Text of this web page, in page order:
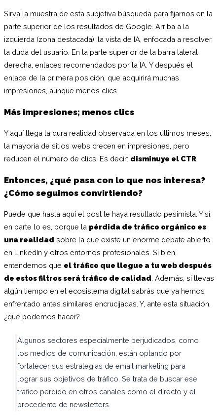
Sirva la muestra de esta subjetiva búsqueda para fijarnos en la
parte superior de los resultados de Google. Arriba a la
izquierda (zona destacada), la vista de IA, enfocada a resolver
la duda del usuario. En la parte superior de la barra lateral
derecha, enlaces recomendados por la IA. Y después el
enlace de la primera posición, que adquirirá muchas
impresiones, aunque menos clics.
Más impresiones; menos clics
Y aquí llega la dura realidad observada en los últimos meses:
la mayoría de sitios webs crecen en impresiones, pero
reducen el número de clics. Es decir: disminuye el CTR
Entonces, ¿qué pasa con lo que nos interesa?
¿Cómo seguimos convirtiendo?
Puede que hasta aquí el post te haya resultado pesimista. Y sí,
en parte lo es, porque la pérdida de tráfico orgánico es
una realidad sobre la que existe un enorme debate abierto
en LinkedIn y otros entornos profesionales. Si bien,
entendemos que el tráfico que llegue a tu web después
de estos filtros será tráfico de calidad . Además, si llevas
algún tiempo en el ecosistema digital sabrás que ya hemos
enfrentado antes similares encrucijadas. Y, ante esta situación,
¿qué podemos hacer?
Algunos sectores especialmente perjudicados, como
los medios de comunicación, están optando por
fortalecer sus estrategias de email marketing para
lograr sus objetivos de tráfico. Se trata de buscar ese
tráfico perdido en otros canales como el directo y el
procedente de newsletters.